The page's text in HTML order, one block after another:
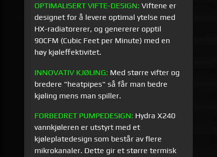
OPTIMALISERT VIFTE-DESIGN: Viftene er
designet for å levere optimal ytelse med
HX-radiatorerer, og genererer opptil
90CFM (Cubic Feet per Minute) med en
høy kjøleffektivitet.
INNOVATIV KJØLING: Med større vifter og
bredere "heatpipes" så får man bedre
kjøling mens man spiller.
FORBEDRET PUMPEDESIGN: Hydra X240
vannkjøleren er utstyrt med et
kjøleplatedesign som består av flere
mikrokanaler. Dette gir et større termisk